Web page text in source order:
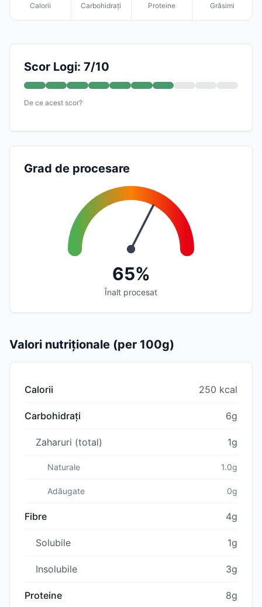
Calorii Carbohidrați Proteine Grăsimi
Scor Logi: 7/10
De ce acest scor?
Grad de procesare
65%
Înalt procesat
Valori nutriționale (per 100g)
Calorii 250 kcal
Carbohidrați 6g
Zaharuri (total) 1g
Naturale 1.0g
Adăugate 0g
Fibre 4g
Solubile 1g
Insolubile 3g
Proteine 8g